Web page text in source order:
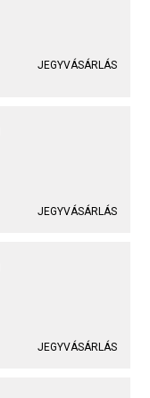
JEGYVÁSÁRLÁS
JEGYVÁSÁRLÁS
JEGYVÁSÁRLÁS